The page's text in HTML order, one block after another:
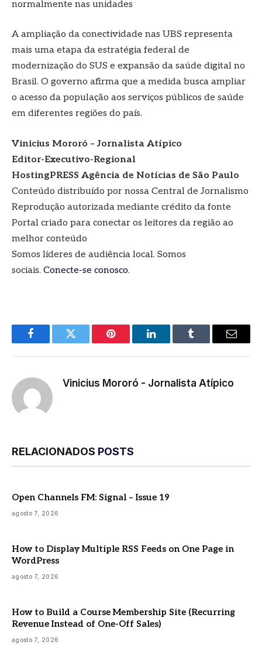
normalmente nas unidades
A ampliação da conectividade nas UBS representa
mais uma etapa da estratégia federal de
modernização do SUS e expansão da saúde digital no
Brasil. O governo afirma que a medida busca ampliar
o acesso da população aos serviços públicos de saúde
em diferentes regiões do país.
Vinicius Mororó – Jornalista Atípico
Editor-Executivo-Regional
HostingPRESS Agência de Notícias de São Paulo
Conteúdo distribuído por nossa Central de Jornalismo
Reprodução autorizada mediante crédito da fonte
Portal criado para conectar os leitores da região ao
melhor conteúdo
Somos líderes de audiência local. Somos
sociais. Conecte-se conosco.
FacebookTwitter Pinterest LinkedInTumblr
E-
Vinicius Mororó - Jornalista Atípico
RELACIONADOS POSTS
Open Channels FM: Signal – Issue 19
agosto 7, 2026
How to Display Multiple RSS Feeds on One Page in
WordPress
agosto 7, 2026
How to Build a Course Membership Site (Recurring
Revenue Instead of One-Off Sales)
agosto 7, 2026